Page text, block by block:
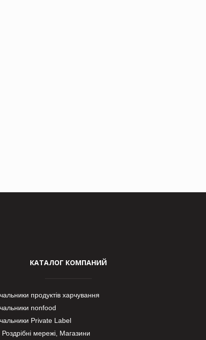
КАТАЛОГ КОМПАНИЙ
продуктів харчування
nonfood
Private Label
мережі, Магазини